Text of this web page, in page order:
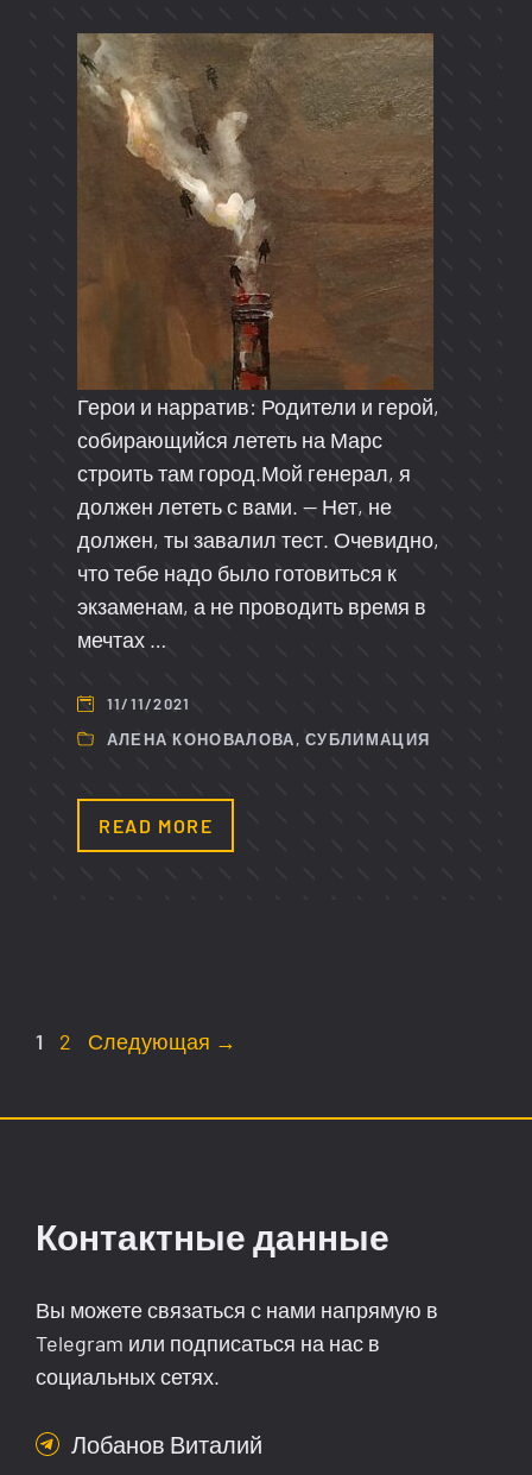
Герои и нарратив: Родители и герой,
собирающийся лететь на Марс
строить там город.Мой генерал, я
должен лететь с вами. — Нет, не
должен, ты завалил тест. Очевидно,
что тебе надо было готовиться к
экзаменам, а не проводить время в
мечтах …
11/11/2021
АЛЕНА КОНОВАЛОВА,СУБЛИМАЦИЯ
READ MORE
Страница
1 Страница
2 Следующая →
Контактные данные
Вы можете связаться с нами напрямую в
Telegram или подписаться на нас в
социальных сетях.
Лобанов Виталий